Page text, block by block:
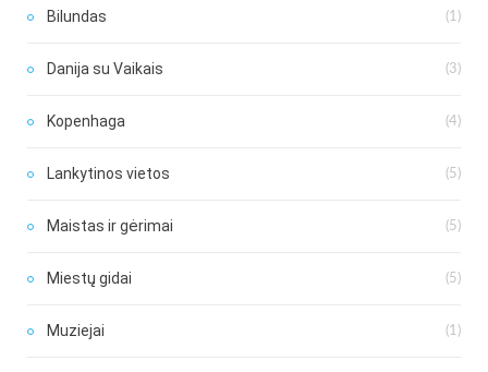
Bilundas (1)
Danija su Vaikais (3)
Kopenhaga (4)
Lankytinos vietos (5)
Maistas ir gėrimai (5)
Miestų gidai (5)
Muziejai (1)